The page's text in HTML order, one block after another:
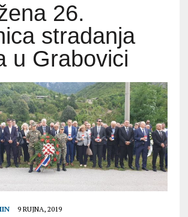
26.
stradanja
u Grabovici
9 RUJNA, 2019